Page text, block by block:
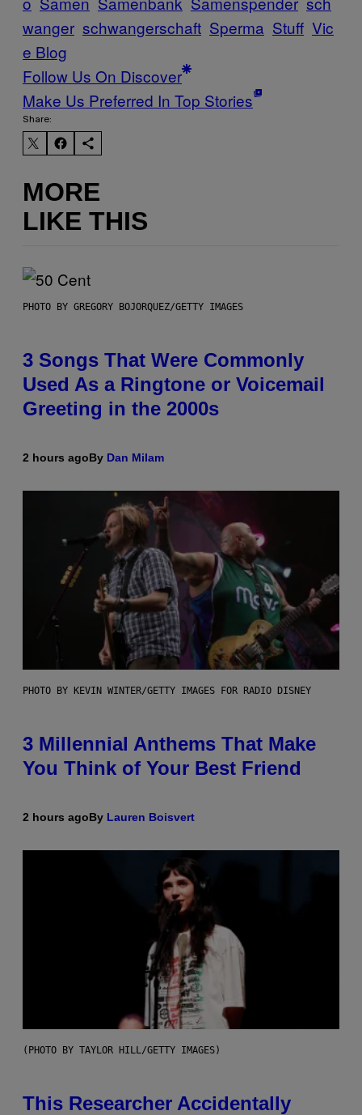
wanger schwangerschaft Sperma Stuff Vic
e Blog
Follow Us On Discover
Make Us Preferred In Top Stories
Share:
MORE
LIKE THIS
PHOTO BY GREGORY BOJORQUEZ/GETTY IMAGES
3 Songs That Were Commonly
Used As a Ringtone or Voicemail
Greeting in the 2000s
2 hours agoBy Dan Milam
PHOTO BY KEVIN WINTER/GETTY IMAGES FOR RADIO DISNEY
3 Millennial Anthems That Make
You Think of Your Best Friend
2 hours agoBy Lauren Boisvert
(PHOTO BY TAYLOR HILL/GETTY IMAGES)
This Researcher Accidentally